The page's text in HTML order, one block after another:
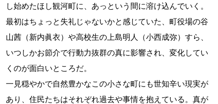
し始めたほし観河町に、あっという間に溶け込んでいく。
最初はちょっと失礼じゃないかと感じていた、町役場の谷
山茜（新内眞衣）や高校生の上島明人（小西成弥）すら、
いつしかお節介で行動力抜群の真に影響され、変化してい
くのが面白いところだ。
一見穏やかで自然豊かなこの小さな町にも世知辛い現実が
あり、住民たちはそれぞれ過去や事情を抱えている。真が